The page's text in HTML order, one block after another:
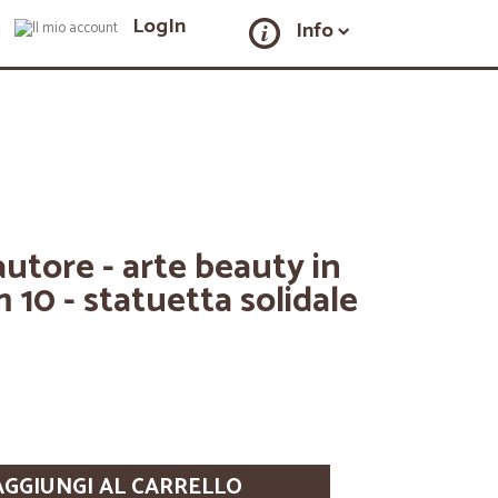
LogIn Info
- arte beauty in
10 - statuetta solidale
AL CARRELLO